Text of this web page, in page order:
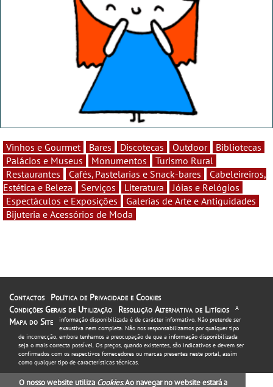
Vinhos e Gourmet Bares Discotecas Outdoor
Bibliotecas
Palácios e Museus
Monumentos
Turismo Rural
Restaurantes
Cafés, Pastelarias e Snack-bares
Cabeleireiros,
Estética e Beleza
Serviços Literatura
Jóias e Relógios
Espectáculos e Exposições
Galerias de Arte e Antiguidades
Bijuteria e Acessórios de Moda
Contactos
Política de Privacidade e Cookies
Condições Gerais de Utilização
Resolução Alternativa de Litígios
Mapa do Site
A
informação disponibilizada é de carácter informativo. Não pretende ser
exaustiva nem completa. Não nos responsabilizamos por qualquer tipo
de incorrecção, embora tenhamos a preocupação de que a informação disponibilizada
seja o mais correcta possível. Os preços, quando existentes, são indicativos e devem ser
confirmados com os respectivos fornecedores ou marcas presentes neste portal, assim
como qualquer tipo de características técnicas.
O nosso website utiliza Cookies. Ao navegar no website estará a